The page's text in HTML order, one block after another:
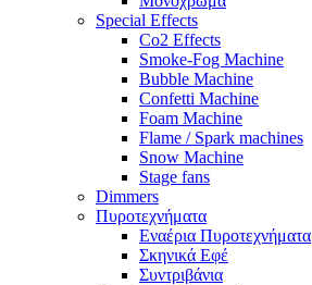
Special Effects
Co2 Effects
Smoke-Fog Machine
Bubble Machine
Confetti Machine
Foam Machine
Flame / Spark machines
Snow Machine
Stage fans
Dimmers
Πυροτεχνήματα
Εναέρια Πυροτεχνήματα
Σκηνικά Εφέ
Συντριβάνια